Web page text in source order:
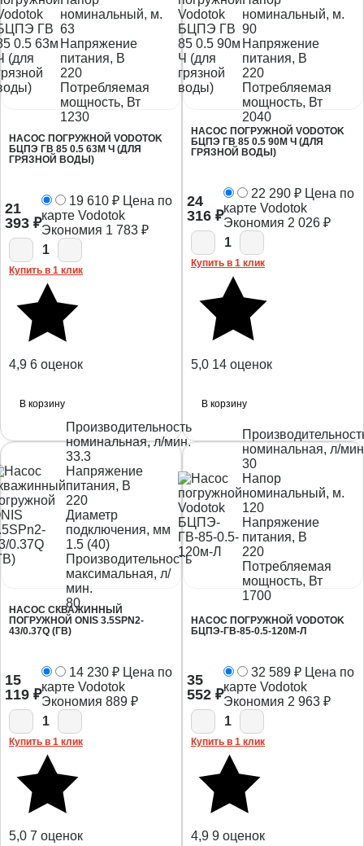
номинальный, м.
63
Напряжение
питания, В
220
Потребляемая
мощность, Вт
1230
НАСОС ПОГРУЖНОЙ VODOTOK
БЦПЭ ГВ 85 0.5 63М Ч (ДЛЯ
ГРЯЗНОЙ ВОДЫ)
21
393 ₽
19 610 ₽ Цена по
карте Vodotok
Экономия 1 783 ₽
1
Купить в 1 клик
4,9 6 оценок
В корзину
номинальный, м.
90
Напряжение
питания, В
220
Потребляемая
мощность, Вт
2040
НАСОС ПОГРУЖНОЙ VODOTOK
БЦПЭ ГВ 85 0.5 90М Ч (ДЛЯ
ГРЯЗНОЙ ВОДЫ)
24
316 ₽
22 290 ₽ Цена по
карте Vodotok
Экономия 2 026 ₽
1
Купить в 1 клик
5,0 14 оценок
В корзину
Производительность
номинальная, л/мин.
33.3
Напряжение
питания, В
220
Диаметр
подключения, мм
1.5 (40)
Производительность
максимальная, л/
мин.
80
НАСОС СКВАЖИННЫЙ
ПОГРУЖНОЙ ONIS 3.5SPN2-
43/0.37Q (ГВ)
15
119 ₽
14 230 ₽ Цена по
карте Vodotok
Экономия 889 ₽
1
Купить в 1 клик
5,0 7 оценок
номинальная, л/
30
Напор
номинальный, м.
120
Напряжение
питания, В
220
Потребляемая
мощность, Вт
1700
НАСОС ПОГРУЖНОЙ VODOTOK
БЦПЭ-ГВ-85-0.5-120М-Л
35
552 ₽
32 589 ₽ Цена по
карте Vodotok
Экономия 2 963 ₽
1
Купить в 1 клик
4,9 9 оценок